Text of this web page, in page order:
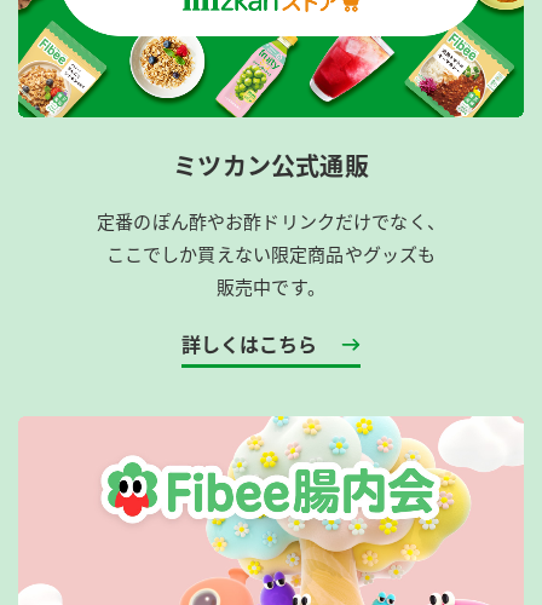
ミツカン公式通販
定番のぽん酢やお酢ドリンクだけでなく、
ここでしか買えない限定商品やグッズも
販売中です。
詳しくはこちら